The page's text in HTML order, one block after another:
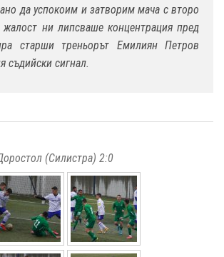
да успокоим и затворим мача с второ
жалост ни липсваше концентрация пред
старши треньорът Емилиян Петров
съдийски сигнал.
(Силистра) 2:0